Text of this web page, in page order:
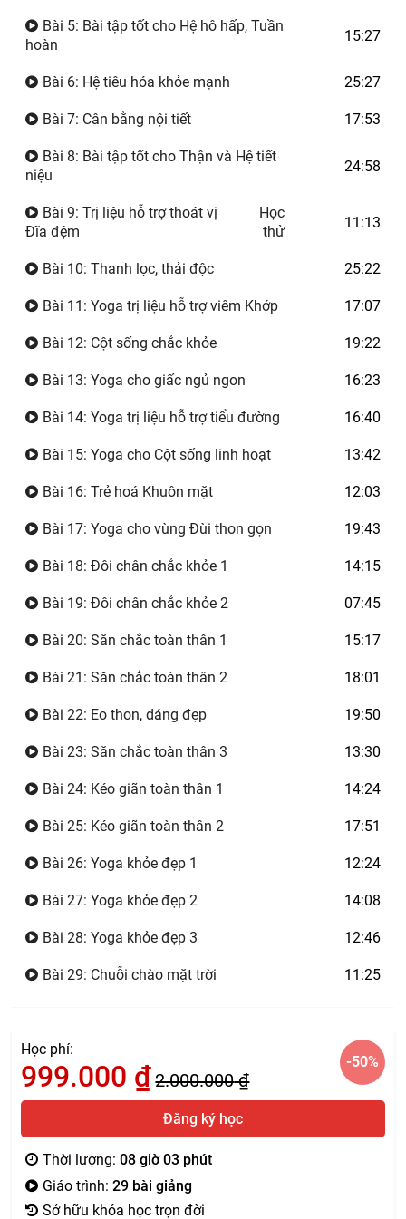
Bài 5: Bài tập tốt cho Hệ hô hấp, Tuần
hoàn
15:27
Bài 6: Hệ tiêu hóa khỏe mạnh 25:27
Bài 7: Cân bằng nội tiết 17:53
Bài 8: Bài tập tốt cho Thận và Hệ tiết
niệu
24:58
Bài 9: Trị liệu hỗ trợ thoát vị
Đĩa đệm
Học
thử
11:13
Bài 10: Thanh lọc, thải độc 25:22
Bài 11: Yoga trị liệu hỗ trợ viêm Khớp 17:07
Bài 12: Cột sống chắc khỏe 19:22
Bài 13: Yoga cho giấc ngủ ngon 16:23
Bài 14: Yoga trị liệu hỗ trợ tiểu đường 16:40
Bài 15: Yoga cho Cột sống linh hoạt 13:42
Bài 16: Trẻ hoá Khuôn mặt 12:03
Bài 17: Yoga cho vùng Đùi thon gọn 19:43
Bài 18: Đôi chân chắc khỏe 1 14:15
Bài 19: Đôi chân chắc khỏe 2 07:45
Bài 20: Săn chắc toàn thân 1 15:17
Bài 21: Săn chắc toàn thân 2 18:01
Bài 22: Eo thon, dáng đẹp 19:50
Bài 23: Săn chắc toàn thân 3 13:30
Bài 24: Kéo giãn toàn thân 1 14:24
Bài 25: Kéo giãn toàn thân 2 17:51
Bài 26: Yoga khỏe đẹp 1 12:24
Bài 27: Yoga khỏe đẹp 2 14:08
Bài 28: Yoga khỏe đẹp 3 12:46
Bài 29: Chuỗi chào mặt trời 11:25
Học phí:
999.000 ₫2.000.000₫
-50%
Đăng ký học
Thời lượng:08 giờ 03 phút
Giáo trình:29 bài giảng
Sở hữu khóa học trọn đời